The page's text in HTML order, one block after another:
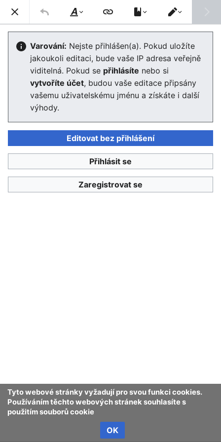
Enviwiki
Commons
Editor se nyní načte. Pokud tuto zprávu stále vidíte po
několika sekundách, prosím obnovte stránku .
Tyto webové stránky vyžadují pro svou funkci cookies.
Používáním těchto webových stránek souhlasíte s
použitím souborů cookie
OK
Enviwiki
Styl
textu
Přepnout
editor
Varování: Nejste přihlášen(a). Pokud uložíte
jakoukoli editaci, bude vaše IP adresa veřejně
viditelná. Pokud se přihlásíte nebo si
vytvoříte účet, budou vaše editace připsány
vašemu uživatelskému jménu a získáte i další
výhody.
Editovat bez přihlášení
Přihlásit se
Zaregistrovat se